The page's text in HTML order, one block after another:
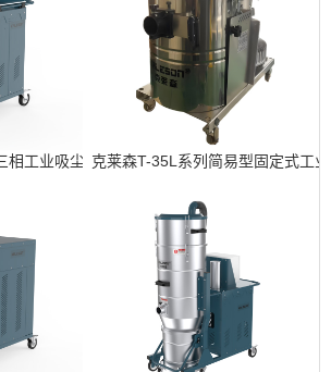
相工业吸尘器克莱森T-35L系列简易型固定式工